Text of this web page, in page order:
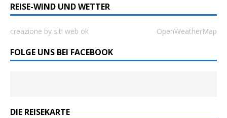
REISE-WIND UND WETTER
creazione by siti web ok OpenWeatherMap
FOLGE UNS BEI FACEBOOK
DIE REISEKARTE